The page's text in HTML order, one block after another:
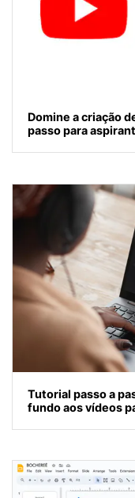
Domine a criação
passo para
Tutorial passo a
fundo aos vídeos